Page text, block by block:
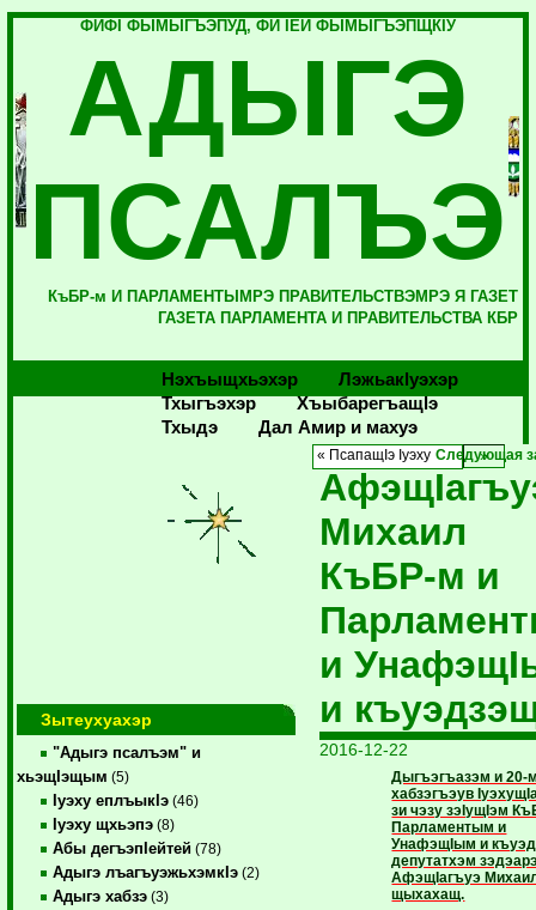
ФИФI ФЫМЫГЪЭПУД, ФИ IЕЙ ФЫМЫГЪЭПЩКIУ
АДЫГЭ
ПСАЛЪЭ
КъБР-м И ПАРЛАМЕНТЫМРЭ ПРАВИТЕЛЬСТВЭМРЭ Я ГАЗЕТ
ГАЗЕТА ПАРЛАМЕНТА И ПРАВИТЕЛЬСТВА КБР
Нэхъыщхьэхэр
Лэжьакlуэхэр
Тхыгъэхэр
Хъыбарегъащlэ
Тхыдэ
Дал Амир и махуэ
Зытеухуахэр
"Адыгэ псалъэм" и
хьэщIэщым (5)
Iуэху еплъыкIэ (46)
Iуэху щхьэпэ (8)
Абы дегъэпIейтей (78)
Адыгэ лъагъуэжьхэмкIэ (2)
Адыгэ хабзэ (3)
« ПсапащIэ Iуэху Следующая
Михаил
КъБР-м и
и
и
2016-12-22
Дыгъэгъазэм и 20-
хабзэгъэув
зи чэзу зэIущIэм
Парламентым и
УнафэщIым и
депутатхэм
АфэщIагъуэ
щыхахащ.